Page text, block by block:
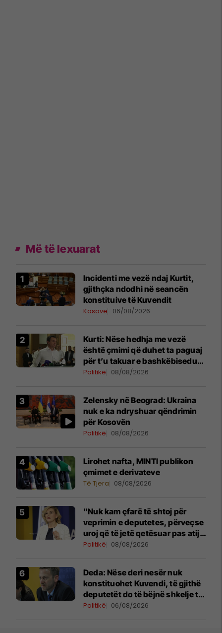
Më të lexuarat
Incidenti me vezë ndaj Kurtit,
gjithçka ndodhi në seancën
konstituive të Kuvendit
Kosovë 06/08/2026
Kurti: Nëse hedhja me vezë
është çmimi që duhet ta paguaj
për t’u takuar e bashkëbiseduar
jam i lumtur ta bëj këtë
Politikë 08/08/2026
Zelensky në Beograd: Ukraina
nuk e ka ndryshuar qëndrimin
për Kosovën
Politikë 08/08/2026
Lirohet nafta, MINTI publikon
çmimet e derivateve
Të Tjera 08/08/2026
"Nuk kam çfarë të shtoj për
veprimin e deputetes, përveçse
uroj që të jetë qetësuar pas atij
momenti", reagon Kusari-Lila
Politikë 08/08/2026
Deda: Nëse deri nesër nuk
konstituohet Kuvendi, të gjithë
deputetët do të bëjnë shkelje të
rëndë kushtetuese
Politikë 06/08/2026